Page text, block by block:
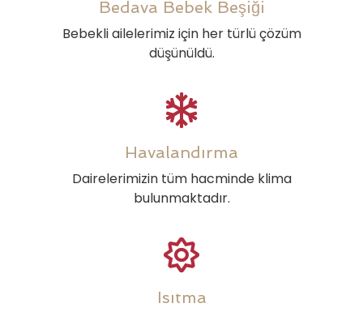
Bedava Bebek Beşiği
Bebekli ailelerimiz için her türlü çözüm
düşünüldü.
Havalandırma
Dairelerimizin tüm hacminde klima
bulunmaktadır.
Isıtma